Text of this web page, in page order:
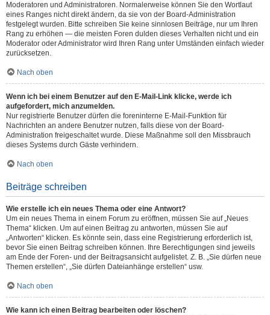
Moderatoren und Administratoren. Normalerweise können Sie den Wortlaut
eines Ranges nicht direkt ändern, da sie von der Board-Administration
festgelegt wurden. Bitte schreiben Sie keine sinnlosen Beiträge, nur um Ihren
Rang zu erhöhen — die meisten Foren dulden dieses Verhalten nicht und ein
Moderator oder Administrator wird Ihren Rang unter Umständen einfach wieder
zurücksetzen.
Nach oben
Wenn ich bei einem Benutzer auf den E-Mail-Link klicke, werde ich
aufgefordert, mich anzumelden.
Nur registrierte Benutzer dürfen die foreninterne E-Mail-Funktion für
Nachrichten an andere Benutzer nutzen, falls diese von der Board-
Administration freigeschaltet wurde. Diese Maßnahme soll den Missbrauch
dieses Systems durch Gäste verhindern.
Nach oben
Beiträge schreiben
Wie erstelle ich ein neues Thema oder eine Antwort?
Um ein neues Thema in einem Forum zu eröffnen, müssen Sie auf „Neues
Thema“ klicken. Um auf einen Beitrag zu antworten, müssen Sie auf
„Antworten“ klicken. Es könnte sein, dass eine Registrierung erforderlich ist,
bevor Sie einen Beitrag schreiben können. Ihre Berechtigungen sind jeweils
am Ende der Foren- und der Beitragsansicht aufgelistet. Z. B. „Sie dürfen neue
Themen erstellen“, „Sie dürfen Dateianhänge erstellen“ usw.
Nach oben
Wie kann ich einen Beitrag bearbeiten oder löschen?